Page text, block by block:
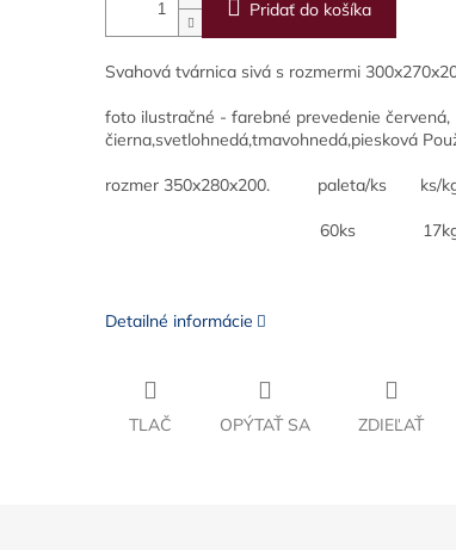
Pridať do košíka
Svahová tvárnica sivá s rozmermi
foto ilustračné - farebné prevedenie červená,
čierna,svetlohnedá,tmavohnedá,piesková
rozmer 350x280x200. paleta/
60ks 17kg
Detailné informácie
TLAČ OPÝTAŤ SA ZDIEĽAŤ